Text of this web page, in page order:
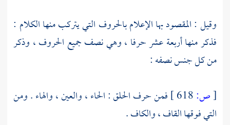
وقيل : المقصود بها الإعلام بالحروف التي يتركب منها الكلام :
فذكر منها أربعة عشر حرفا ، وهي نصف جميع الحروف ، وذكر
من كل جنس نصفه :
[ص:
فمن حرف الحلق : الحاء ، والعين ، والهاء . ومن
التي فوقها القاف ، والكاف .